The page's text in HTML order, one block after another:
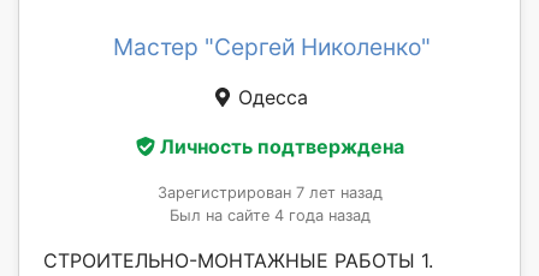
Мастер "Сергей Николенко"
Одесса
Личность подтверждена
Зарегистрирован 7 лет назад
Был на сайте 4 года назад
СТРОИТЕЛЬНО-МОНТАЖНЫЕ РАБОТЫ 1.